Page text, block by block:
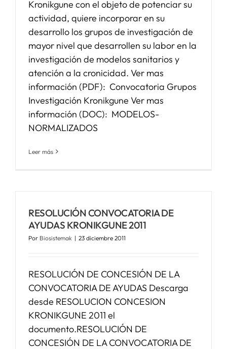
Kronikgune con el objeto de potenciar su
actividad, quiere incorporar en su
desarrollo los grupos de investigación de
mayor nivel que desarrollen su labor en la
investigación de modelos sanitarios y
atención a la cronicidad. Ver mas
información (PDF): Convocatoria Grupos
Investigación Kronikgune Ver mas
información (DOC): MODELOS-
NORMALIZADOS
Leer más
RESOLUCIÓN CONVOCATORIA DE
AYUDAS KRONIKGUNE 2011
Por Biosistemak | 23 diciembre 2011
RESOLUCIÓN DE CONCESIÓN DE LA
CONVOCATORIA DE AYUDAS Descarga
desde RESOLUCION CONCESION
KRONIKGUNE 2011 el
documento.RESOLUCIÓN DE
CONCESIÓN DE LA CONVOCATORIA DE